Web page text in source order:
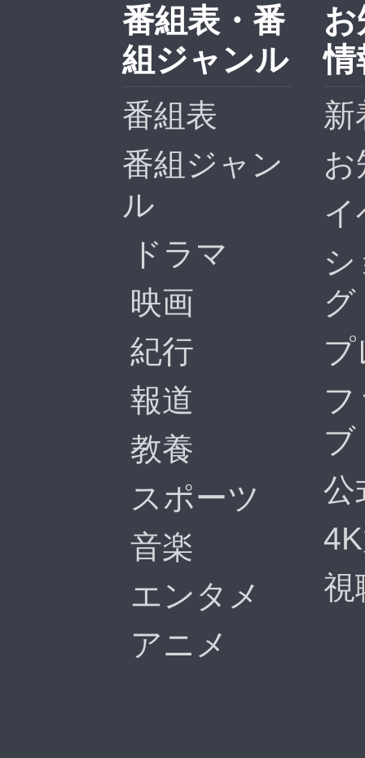
番組表・番
組ジャンル
番組表
番組ジャン
ル
ドラマ
映画
紀行
報道
教養
スポーツ
音楽
エンタメ
アニメ
情
新
お
イ
グ
プ
ブ
公
視